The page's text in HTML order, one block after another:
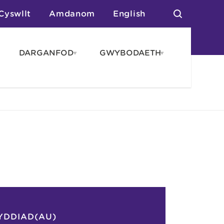
Amdanom English
DARGANFODOpen
GWYBODAETHOpen